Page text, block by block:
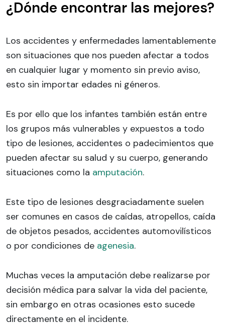
¿Dónde encontrar las mejores?
Los accidentes y enfermedades lamentablemente
son situaciones que nos pueden afectar a todos
en cualquier lugar y momento sin previo aviso,
esto sin importar edades ni géneros.
Es por ello que los infantes también están entre
los grupos más vulnerables y expuestos a todo
tipo de lesiones, accidentes o padecimientos que
pueden afectar su salud y su cuerpo, generando
situaciones como la amputación.
Este tipo de lesiones desgraciadamente suelen
ser comunes en casos de caídas, atropellos, caída
de objetos pesados, accidentes automovilísticos
o por condiciones de agenesia.
Muchas veces la amputación debe realizarse por
decisión médica para salvar la vida del paciente,
sin embargo en otras ocasiones esto sucede
directamente en el incidente.